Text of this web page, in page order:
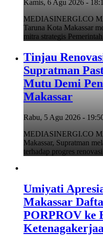
Kamis, 6 Agu 2026 -
MEDIASINERGI.CO
Taruna Kota Makassar
mitra strategis
Tinjau
Supratman
Mutu Demi
Makassar
Rabu, 5 Agu 2026 -
MEDIASINERGI.CO
Makassar, Supratman
terhadap progres
Umiyati
Makassar
PORPROV ke